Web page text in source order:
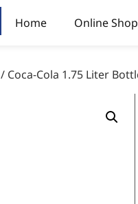
Home Online Shop
/ Coca-Cola 1.75 Liter Bottle